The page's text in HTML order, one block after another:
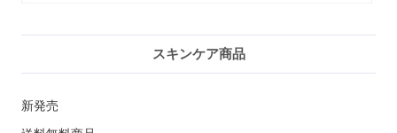
スキンケア商品
新発売